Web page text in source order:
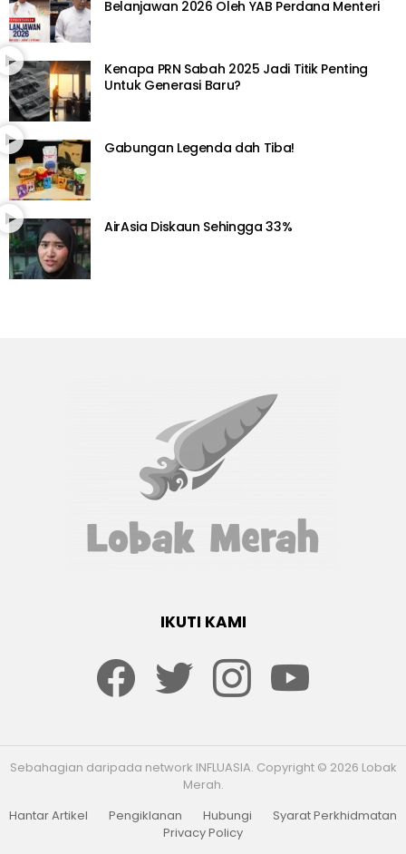
Belanjawan 2026 Oleh YAB Perdana Menteri
Kenapa PRN Sabah 2025 Jadi Titik Penting
Untuk Generasi Baru?
Gabungan Legenda dah Tiba!
AirAsia Diskaun Sehingga 33%
IKUTI KAMI
Sebahagian daripada network INFLUASIA. Copyright © 2026 Lobak
Merah.
Hantar Artikel
Pengiklanan Hubungi
Syarat Perkhidmatan
Privacy Policy